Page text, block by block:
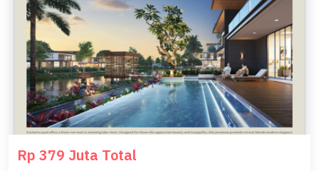
Rp 379 Juta Total